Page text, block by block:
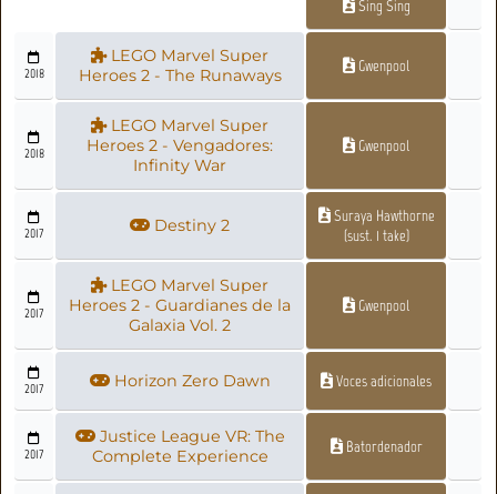
Sing Sing
2018
LEGO Marvel Super
Heroes 2 - The Runaways
Gwenpool
2018
LEGO Marvel Super
Heroes 2 - Vengadores:
Infinity War
Gwenpool
2017 Destiny 2
Suraya Hawthorne
(sust. 1 take)
2017
LEGO Marvel Super
Heroes 2 - Guardianes de la
Galaxia Vol. 2
Gwenpool
2017 Horizon Zero Dawn Voces adicionales
2017
Justice League VR: The
Complete Experience
Batordenador